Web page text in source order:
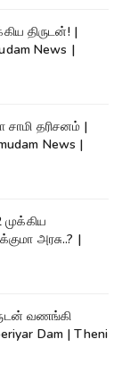
திருடன்! |
News |
சாமி தரிசனம் |
News |
அரசு..? |
வணங்கி
Dam | Theni